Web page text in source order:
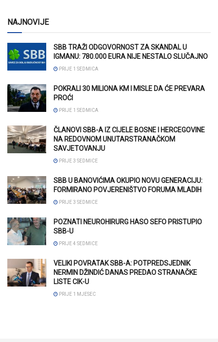
NAJNOVIJE
SBB TRAŽI ODGOVORNOST ZA SKANDAL U
IGMANU: 780.000 EURA NIJE NESTALO SLUČAJNO
PRIJE 1 SEDMICA
POKRALI 30 MILIONA KM I MISLE DA ĆE PREVARA
PROĆI
PRIJE 1 SEDMICA
ČLANOVI SBB-A IZ CIJELE BOSNE I HERCEGOVINE
NA REDOVNOM UNUTARSTRANAČKOM
SAVJETOVANJU
PRIJE 3 SEDMICE
SBB U BANOVIĆIMA OKUPIO NOVU GENERACIJU:
FORMIRANO POVJERENIŠTVO FORUMA MLADIH
PRIJE 3 SEDMICE
POZNATI NEUROHIRURG HASO SEFO PRISTUPIO
SBB-U
PRIJE 4 SEDMICE
VELIKI POVRATAK SBB-A: POTPREDSJEDNIK
NERMIN DŽINDIĆ DANAS PREDAO STRANAČKE
LISTE CIK-U
PRIJE 1 MJESEC